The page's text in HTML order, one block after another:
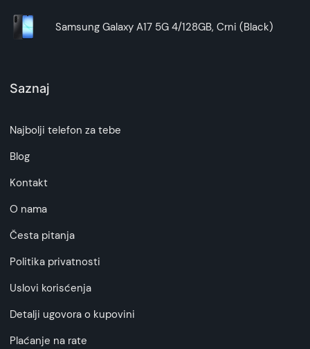
Samsung Galaxy A17 5G 4/128GB, Crni (Black)
Saznaj
Najbolji telefon za tebe
Blog
Kontakt
O nama
Česta pitanja
Politika privatnosti
Uslovi korisćenja
Detalji ugovora o kupovini
Plaćanje na rate